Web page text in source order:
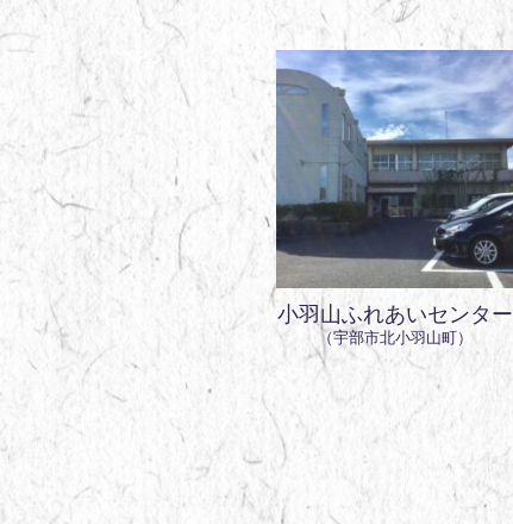
小羽山ふれあいセンター
（宇部市北小羽山町）